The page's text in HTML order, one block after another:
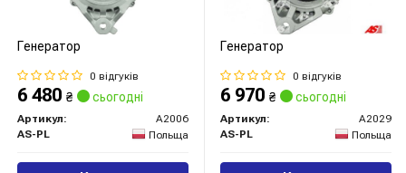
Генератор
0 відгуків
6 480 ₴ сьогодні
Артикул:
A2006
AS-PL
Польща
Генератор
0 відгуків
6 970 ₴ сьогодні
Артикул:
A2029
AS-PL
Польща